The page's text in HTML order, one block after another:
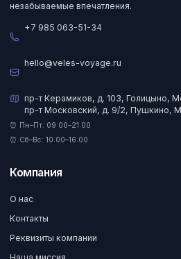
незабываемые впечатления.
+7 985 063-51-34
hello@veles-voyage.ru
пр-т Керамиков, д. 103, Голицыно,
пр-т Московский, д. 9/2, Пушкино,
⏰ Пн–Пт: 09:00–21:00
⏰ Сб–Вс: 10:00–16:00
Компания
О нас
Контакты
Реквизиты компании